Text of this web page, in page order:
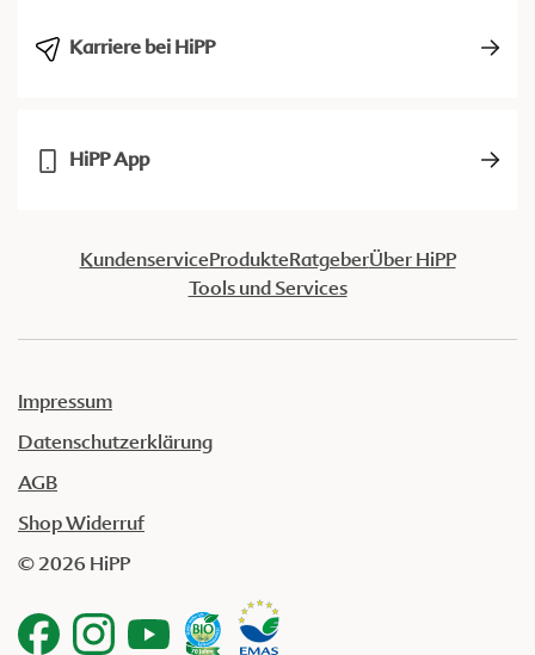
Karriere bei HiPP
HiPP App
KundenserviceProdukteRatgeberÜber HiPP
Tools und Services
Impressum
Datenschutzerklärung
AGB
Shop Widerruf
© 2026 HiPP